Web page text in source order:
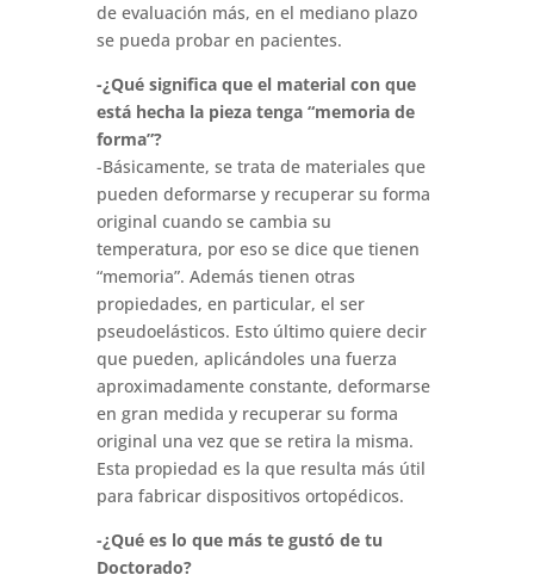
de evaluación más, en el mediano plazo
se pueda probar en pacientes.
-¿Qué significa que el material con que
está hecha la pieza tenga “memoria de
forma”?
-Básicamente, se trata de materiales que
pueden deformarse y recuperar su forma
original cuando se cambia su
temperatura, por eso se dice que tienen
“memoria”. Además tienen otras
propiedades, en particular, el ser
pseudoelásticos. Esto último quiere decir
que pueden, aplicándoles una fuerza
aproximadamente constante, deformarse
en gran medida y recuperar su forma
original una vez que se retira la misma.
Esta propiedad es la que resulta más útil
para fabricar dispositivos ortopédicos.
-¿Qué es lo que más te gustó de tu
Doctorado?